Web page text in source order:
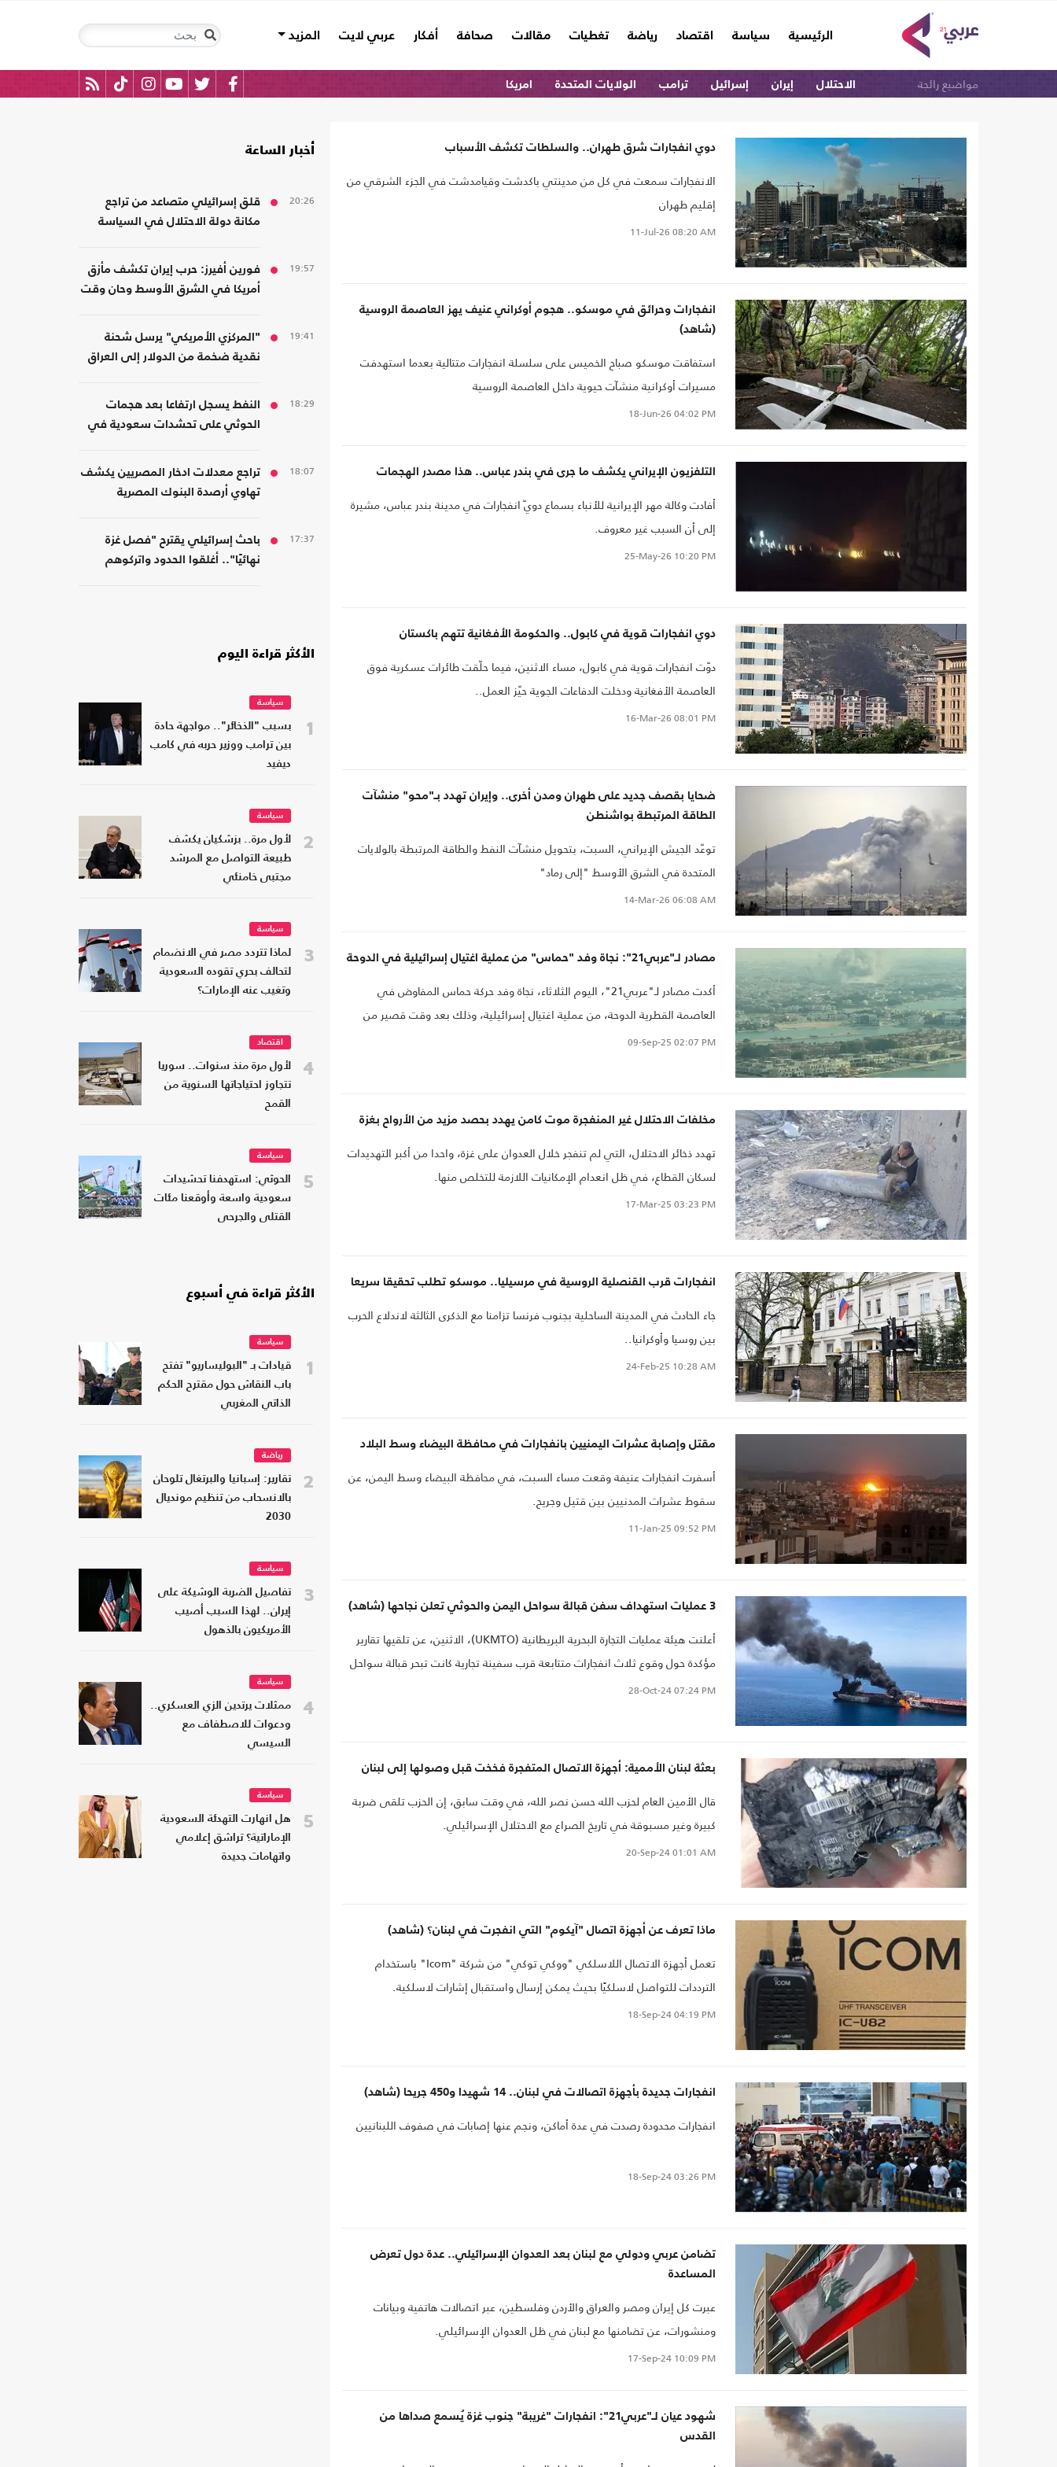
الرئيسية
(current) سياسة اقتصاد رياضة تغطيات مقالات صحافة أفكار عربي لايت المزيد
مواضيع رائجة الاحتلال إيران إسرائيل ترامب الولايات المتحدة امريكا
دوي انفجارات شرق طهران.. والسلطات تكشف الأسباب
الانفجارات ‌سمعت في كل من مدينتي باكدشت ⁠وقيامدشت في الجزء الشرقي ‌من
‌إقليم طهران
11-Jul-26 08:20 AM
انفجارات وحرائق في موسكو.. هجوم أوكراني عنيف يهز العاصمة الروسية
(شاهد)
استفاقت موسكو صباح الخميس على سلسلة انفجارات متتالية بعدما استهدفت
مسيرات أوكرانية منشآت حيوية داخل العاصمة الروسية
18-Jun-26 04:02 PM
التلفزيون الإيراني يكشف ما جرى في بندر عباس.. هذا مصدر الهجمات
أفادت ‌وكالة مهر الإيرانية للأنباء بسماع دويّ انفجارات في مدينة بندر عباس، مشيرة
إلى أن السبب ‌غير معروف.
25-May-26 10:20 PM
دوي انفجارات قوية في كابول.. والحكومة الأفغانية تتهم باكستان
دوّت انفجارات قوية في كابول، مساء الاثنين، فيما حلّقت طائرات عسكرية فوق
العاصمة الأفغانية ودخلت الدفاعات الجوية حيّز العمل..
16-Mar-26 08:01 PM
ضحايا بقصف جديد على طهران ومدن أخرى.. وإيران تهدد بـ"محو" منشآت
الطاقة المرتبطة بواشنطن
توعّد الجيش الإيراني، السبت، بتحويل منشآت النفط والطاقة المرتبطة بالولايات
المتحدة في الشرق الأوسط "إلى رماد"
14-Mar-26 06:08 AM
مصادر لـ"عربي21": نجاة وفد "حماس" من عملية اغتيال إسرائيلية في الدوحة
أكدت مصادر لـ"عربي21"، اليوم الثلاثاء، نجاة وفد حركة حماس المفاوض في
العاصمة القطرية الدوحة، من عملية اغتيال إسرائيلية، وذلك بعد وقت قصير من
إعلان جيش الاحتلال الإسرائيلي، شن هجوم جوي استهدف قادة الصف الأول في
09-Sep-25 02:07 PM
مخلفات الاحتلال غير المنفجرة موت كامن يهدد بحصد مزيد من الأرواح بغزة
تهدد ذخائر الاحتلال، التي لم تنفجر خلال العدوان على غزة، واحدا من أكبر التهديدات
لسكان القطاع، في ظل انعدام الإمكانيات اللازمة للتخلص منها.
17-Mar-25 03:23 PM
انفجارات قرب القنصلية الروسية في مرسيليا.. موسكو تطلب تحقيقا سريعا
جاء الحادث في المدينة الساحلية بجنوب فرنسا تزامنا مع الذكرى الثالثة لاندلاع الحرب
بين روسيا وأوكرانيا..
24-Feb-25 10:28 AM
مقتل وإصابة عشرات اليمنيين بانفجارات في محافظة البيضاء وسط البلاد
أسفرت انفجارات عنيفة وقعت مساء السبت، في محافظة البيضاء وسط اليمن، عن
سقوط عشرات المدنيين بين قتيل وجريح.
11-Jan-25 09:52 PM
3 عمليات استهداف سفن قبالة سواحل اليمن والحوثي تعلن نجاحها (شاهد)
أعلنت هيئة عمليات التجارة البحرية البريطانية (UKMTO)، الاثنين، عن تلقيها تقارير
مؤكدة حول وقوع ثلاث انفجارات متتابعة قرب سفينة تجارية كانت تبحر قبالة سواحل
اليمن، تحديدًا على بعد 25 ميلاً بحرياً جنوب ميناء المخا المطل على البحر الأحمر.
28-Oct-2407:24 PM
بعثة لبنان الأممية: أجهزة الاتصال المتفجرة فخخت قبل وصولها إلى لبنان
قال الأمين العام لحزب الله حسن نصر الله، في وقت سابق، إن الحزب تلقى ضربة
كبيرة وغير مسبوقة في تاريخ الصراع مع الاحتلال الإسرائيلي.
20-Sep-2401:01 AM
ماذا تعرف عن أجهزة اتصال "آيكوم" التي انفجرت في لبنان؟ (شاهد)
تعمل أجهزة الاتصال اللاسلكي "ووكي توكي" من شركة "Icom" باستخدام
الترددات للتواصل لاسلكيًا بحيث يمكن إرسال واستقبال إشارات لاسلكية.
18-Sep-2404:19 PM
انفجارات جديدة بأجهزة اتصالات في لبنان.. 14 شهيدا و450 جريحا (شاهد)
انفجارات محدودة رصدت في عدة أماكن، ونجم عنها إصابات في صفوف اللبنانيين
18-Sep-2403:26 PM
تضامن عربي ودولي مع لبنان بعد العدوان الإسرائيلي.. عدة دول تعرض
المساعدة
عبرت كل إيران ومصر والعراق والأردن وفلسطين، عبر اتصالات هاتفية وبيانات
ومنشورات، عن تضامنها مع لبنان في ظل العدوان الإسرائيلي.
17-Sep-24 10:09 PM
شهود عيان لـ"عربي21": انفجارات "غريبة" جنوب غزة يُسمع صداها من
القدس
أخبار الساعة
20:26
قلق إسرائيلي متصاعد من تراجع
مكانة دولة الاحتلال في السياسة
19:57
فورين أفيرز: حرب إيران تكشف مأزق
أمريكا في الشرق الأوسط وحان وقت
19:41
"المركزي الأمريكي" يرسل شحنة
نقدية ضخمة من الدولار إلى العراق
18:29
النفط يسجل ارتفاعا بعد هجمات
الحوثي على تحشدات سعودية في
18:07
تراجع معدلات ادخار المصريين يكشف
تهاوي أرصدة البنوك المصرية
17:37
باحث إسرائيلي يقترح "فصل غزة
نهائيًا".. أغلقوا الحدود واتركوهم
الأكثر قراءة اليوم
1
سياسة
بسبب "الذخائر".. مواجهة حادة
بين ترامب ووزير حربه في كامب
ديفيد
2
سياسة
لأول مرة.. بزشكيان يكشف
طبيعة التواصل مع المرشد
مجتبى خامنئي
3
سياسة
لماذا تتردد مصر في الانضمام
لتحالف بحري تقوده السعودية
وتغيب عنه الإمارات؟
4
اقتصاد
لأول مرة منذ سنوات.. سوريا
تتجاوز احتياجاتها السنوية من
القمح
5
سياسة
الحوثي: استهدفنا تحشيدات
سعودية واسعة وأوقعنا مئات
القتلى والجرحى
الأكثر قراءة في أسبوع
1
سياسة
قيادات بـ "البوليساريو" تفتح
باب النقاش حول مقترح الحكم
الذاتي المغربي
2
رياضة
تقارير: إسبانيا والبرتغال تلوحان
بالانسحاب من تنظيم مونديال
2030
3
سياسة
تفاصيل الضربة الوشيكة على
إيران.. لهذا السبب أصيب
الأمريكيون بالذهول
4
سياسة
ممثلات يرتدين الزي العسكري..
ودعوات للاصطفاف مع
السيسي
5
سياسة
هل انهارت التهدئة السعودية
الإماراتية؟ تراشق إعلامي
واتهامات جديدة